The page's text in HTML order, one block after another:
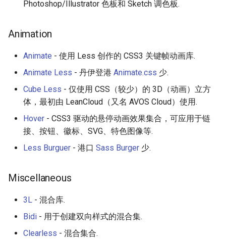
无需登录 web 应用
测试
免费软件
Framer
Events in the Netherlands
Photoshop/Illustrator 色板和 Sketch 调色板.
Animation
Animate - 使用 Less 创作的 CSS3 关键帧动画库.
Animate Less - 丹伊登港 Animate.css 少.
Cube Less - 仅使用 CSS（较少）的 3D（动画）立方
体，最初由 LeanCloud（又名 AVOS Cloud）使用.
Hover - CSS3 驱动的悬停动画效果集合，可应用于链
接、按钮、徽标、SVG、特色图像等.
Less Burguer - 港口 Sass Burger 少.
Miscellaneous
3L - 混合库.
Bidi - 用于创建双向样式的混合集.
Clearless - 混合集合.